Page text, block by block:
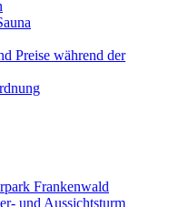
Preise während der
Frankenwald
und Aussichtsturm